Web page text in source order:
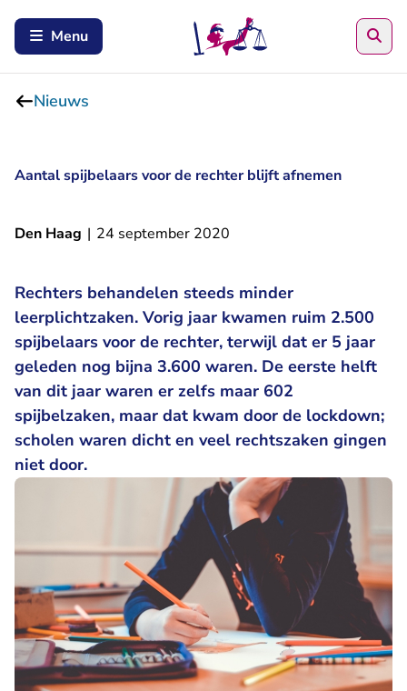
Menu
Nieuws
Aantal spijbelaars voor de rechter blijft afnemen
Den Haag | 24 september 2020
Rechters behandelen steeds minder
leerplichtzaken. Vorig jaar kwamen ruim 2.500
spijbelaars voor de rechter, terwijl dat er 5 jaar
geleden nog bijna 3.600 waren. De eerste helft
van dit jaar waren er zelfs maar 602
spijbelzaken, maar dat kwam door de lockdown;
scholen waren dicht en veel rechtszaken gingen
niet door.